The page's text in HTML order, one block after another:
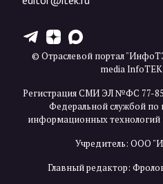
T Z X
© Отраслевой портал
media
Регистрация СМИ ЭЛ №ФС 77-
Федеральной службой по
информационных
Учредитель: ООО
Главный редактор: